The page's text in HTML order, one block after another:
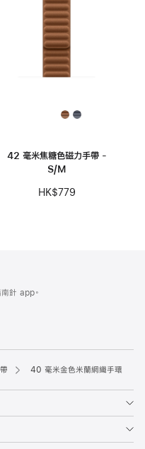
42 毫米焦糖色磁力手帶 -
S/M
HK$779
針 app。
40 毫米金色米蘭網織手環